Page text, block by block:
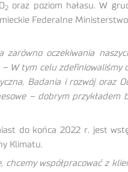
2oraz poziom hałasu. W
Federalne
zarówno oczekiwania
– W tym celu zdefiniowaliśmy
Badania i rozwój oraz
– dobrym przykładem
do końca 2022 r. jest
Klimatu.
współpracować z